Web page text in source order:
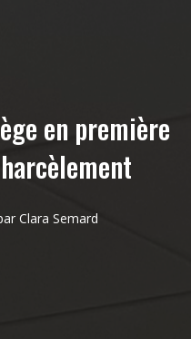
en première
Clara Semard